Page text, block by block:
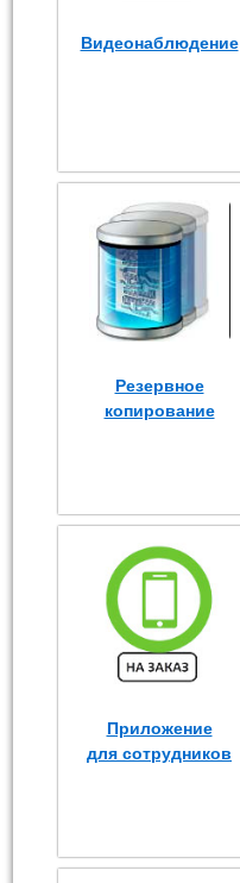
Видеонаблюдение
Резервное
копирование
Приложение
для сотрудников